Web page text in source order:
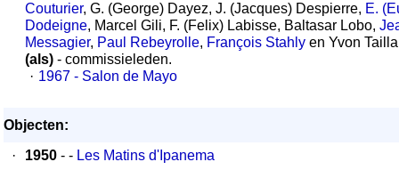
Couturier, G. (George) Dayez, J. (Jacques) Despierre, E.
Dodeigne, Marcel Gili, F. (Felix) Labisse, Baltasar Lobo,
Messagier, Paul Rebeyrolle, François Stahly en Yvon
(als) - commissieleden.
· 1967 - Salon de Mayo
Objecten:
·
1950 - - Les Matins d'Ipanema